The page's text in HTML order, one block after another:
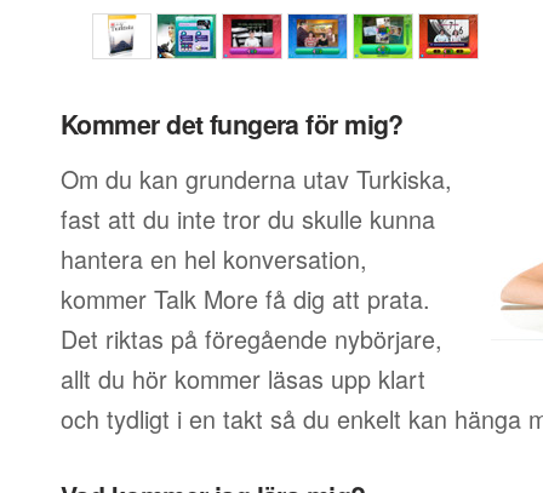
Kommer det fungera för mig?
Om du kan grunderna utav Turkiska,
fast att du inte tror du skulle kunna
hantera en hel konversation,
kommer Talk More få dig att prata.
Det riktas på föregående nybörjare,
allt du hör kommer läsas upp klart
och tydligt i en takt så du enkelt kan hänga